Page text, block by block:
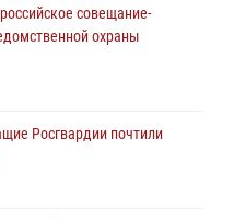
совещание-
охраны
Росгвардии почтили